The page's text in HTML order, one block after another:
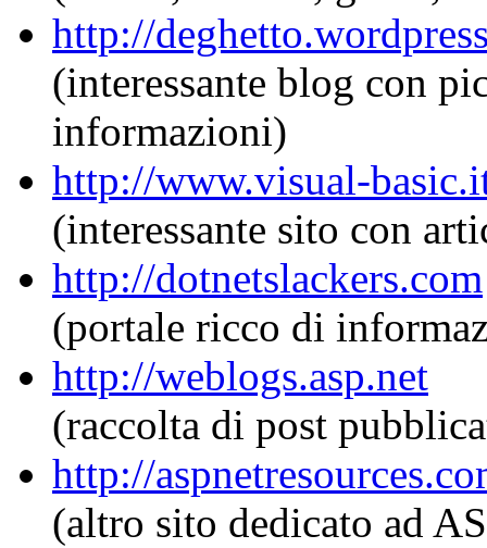
http://
(interessante blog con
informazioni)
http://www.visual-
(interessante sito con
http://dotnetslackers.com
(portale ricco di
http://weblogs.asp.net
(raccolta di post
http://
(altro sito dedicato ad